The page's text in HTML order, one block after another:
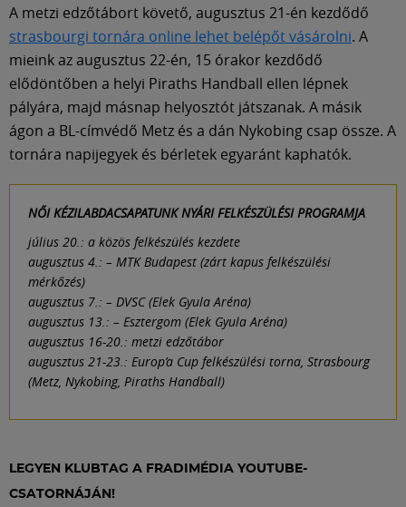
A metzi edzőtábort követő, augusztus 21-én kezdődő
strasbourgi tornára online lehet belépőt vásárolni. A
mieink az augusztus 22-én, 15 órakor kezdődő
elődöntőben a helyi Piraths Handball ellen lépnek
pályára, majd másnap helyosztót játszanak. A másik
ágon a BL-címvédő Metz és a dán Nykobing csap össze. A
tornára napijegyek és bérletek egyaránt kaphatók.
NŐI KÉZILABDACSAPATUNK NYÁRI FELKÉSZÜLÉSI PROGRAMJA
július 20.: a közös felkészülés kezdete
augusztus 4.: – MTK Budapest (zárt kapus felkészülési
mérkőzés)
augusztus 7.: – DVSC (Elek Gyula Aréna)
augusztus 13.: – Esztergom (Elek Gyula Aréna)
augusztus 16-20.: metzi edzőtábor
augusztus 21-23.: Europ’a Cup felkészülési torna, Strasbourg
(Metz, Nykobing, Piraths Handball)
LEGYEN KLUBTAG A FRADIMÉDIA YOUTUBE-
CSATORNÁJÁN!
English